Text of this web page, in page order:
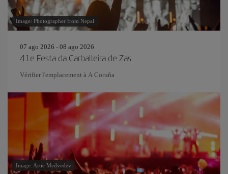
Image: Photographer from Nepal
07 ago 2026 - 08 ago 2026
41e Festa da Carballeira de Zas
Vérifier l'emplacement à A Coruña
Image: Artie Medvedev